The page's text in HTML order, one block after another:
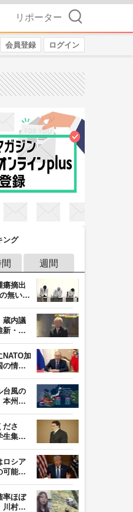
リポーター 検索
会員登録 ログイン
ング
週間
瘍摘出
無い部
蔵内議
・吉
加
情報
台風の
州は
ださ
生集団
ロシア
可能
率ほぼ
川村葉